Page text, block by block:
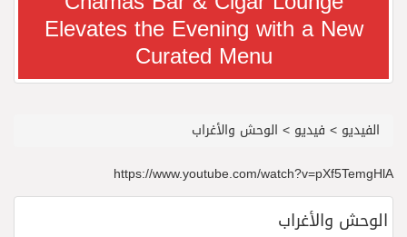
رجل الاعمال سعيد ال بخيت يغادر المستشفى
محمد يوسف ناغي للسيارات تطلق هيونداي فينيو الجديدة كلياً في جدة بارك
Elevates the Evening with a New
Curated Menu
الفيديو > فيديو > الوحش والأغراب
https://www.youtube.com/watch?v=pXf5TemgHlA
الوحش والأغراب